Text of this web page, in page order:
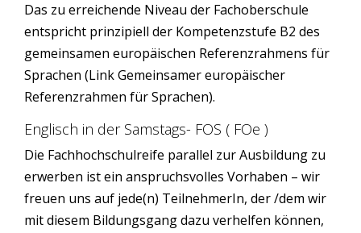
Das zu erreichende Niveau der Fachoberschule
entspricht prinzipiell der Kompetenzstufe B2 des
gemeinsamen europäischen Referenzrahmens für
Sprachen (Link Gemeinsamer europäischer
Referenzrahmen für Sprachen).
Englisch in der Samstags- FOS ( FOe )
Die Fachhochschulreife parallel zur Ausbildung zu
erwerben ist ein anspruchsvolles Vorhaben – wir
freuen uns auf jede(n) TeilnehmerIn, der /dem wir
mit diesem Bildungsgang dazu verhelfen können,